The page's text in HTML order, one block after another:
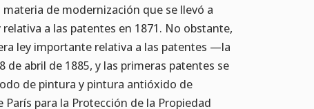
de modernización que se llevó a
a las patentes en 1871. No obstante,
ley importante relativa a las patentes —la
abril de 1885, y las primeras patentes se
de pintura y pintura antióxido de
para la Protección de la Propiedad